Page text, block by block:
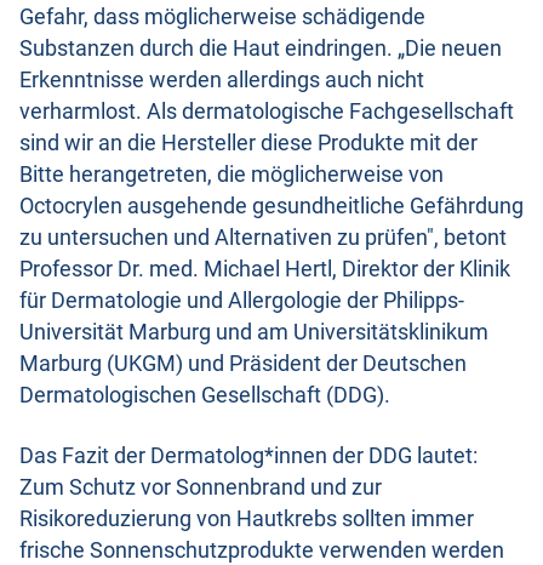
Gefahr, dass möglicherweise schädigende
Substanzen durch die Haut eindringen. „Die neuen
Erkenntnisse werden allerdings auch nicht
verharmlost. Als dermatologische Fachgesellschaft
sind wir an die Hersteller diese Produkte mit der
Bitte herangetreten, die möglicherweise von
Octocrylen ausgehende gesundheitliche Gefährdung
zu untersuchen und Alternativen zu prüfen", betont
Professor Dr. med. Michael Hertl, Direktor der Klinik
für Dermatologie und Allergologie der Philipps-
Universität Marburg und am Universitätsklinikum
Marburg (UKGM) und Präsident der Deutschen
Dermatologischen Gesellschaft (DDG).
Das Fazit der Dermatolog*innen der DDG lautet:
Zum Schutz vor Sonnenbrand und zur
Risikoreduzierung von Hautkrebs sollten immer
frische Sonnenschutzprodukte verwenden werden